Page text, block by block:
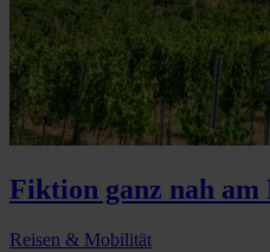
Fiktion ganz nah am
Reisen & Mobilität